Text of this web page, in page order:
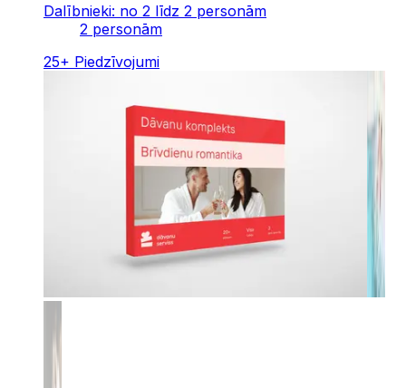
Dalībnieki: no 2 līdz 2 personām
2 personām
25+ Piedzīvojumi